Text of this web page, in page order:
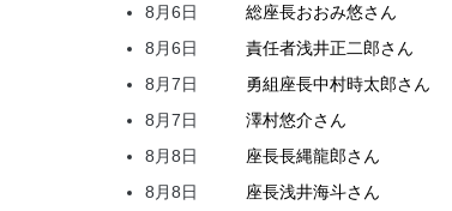
8月6日
総座長おおみ悠さん
8月6日
責任者浅井正二郎さん
8月7日
勇組座長中村時太郎さん
8月7日
澤村悠介さん
8月8日
座長長縄龍郎さん
8月8日
座長浅井海斗さん